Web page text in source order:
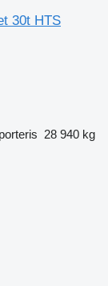
30t HTS
28 940 kg